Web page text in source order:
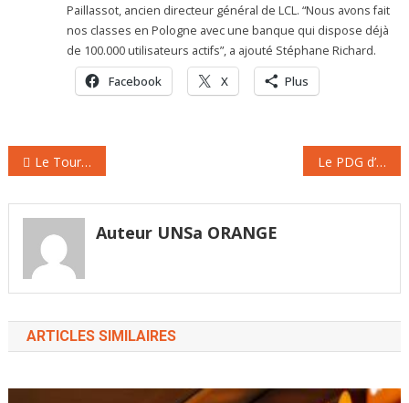
Paillassot, ancien directeur général de LCL. “Nous avons fait
nos classes en Pologne avec une banque qui dispose déjà
de 100.000 utilisateurs actifs”, a ajouté Stéphane Richard.
Facebook X Plus
Navigation
de
l’article
Le Tour de France dopé au très haut débit par Orange Le PDG d’Orange explique les raisons de renforcement de sa participation dans le capital de Méditel
Auteur UNSa ORANGE
ARTICLES SIMILAIRES